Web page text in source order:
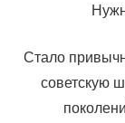
Стало
советскую